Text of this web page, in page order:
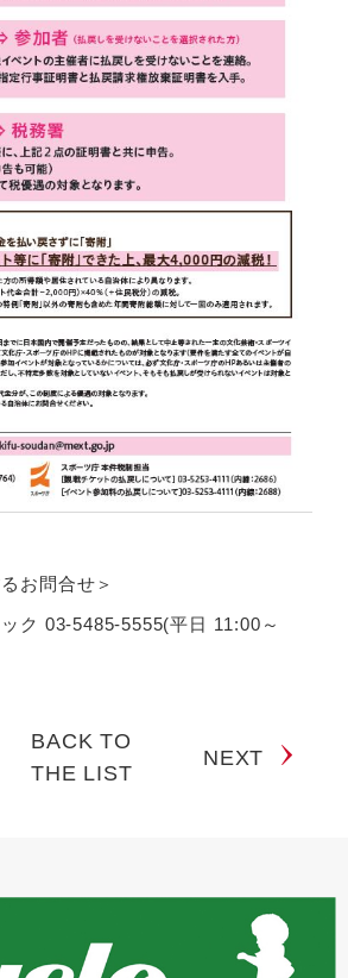
お問合せ＞
ク 03-5485-5555(平日 11:00～
BACK TO
THE LIST
NEXT